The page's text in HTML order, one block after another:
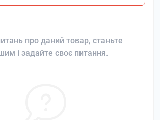
про даний товар, станьте
і задайте своє питання.